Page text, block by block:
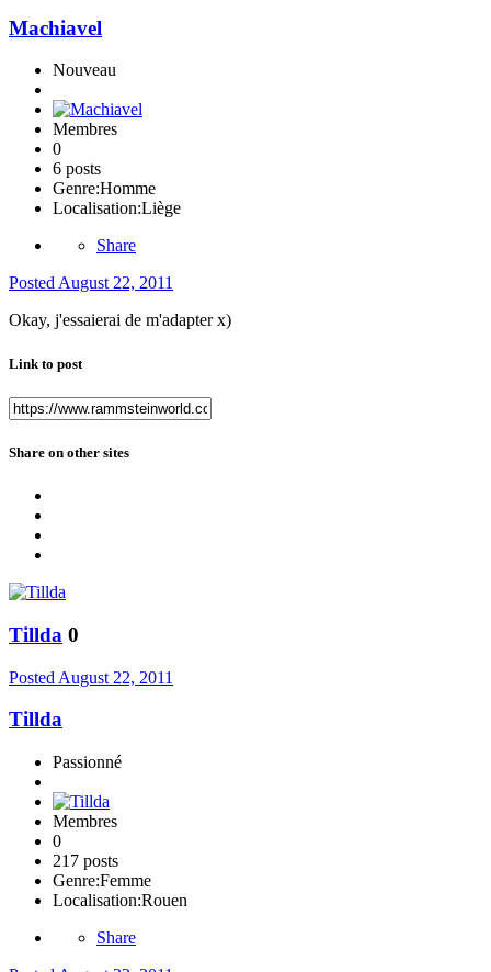
Machiavel
Nouveau
Membres
0
6 posts
Genre:Homme
Localisation:Liège
Share
PostedAugust 22, 2011
Okay, j'essaierai de m'adapter x)
Link to post
Share on other sites
Tillda 0
Posted August 22, 2011
Tillda
Passionné
Membres
0
217 posts
Genre:Femme
Localisation:Rouen
Share